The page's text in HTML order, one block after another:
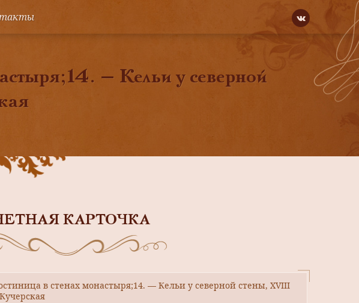
— Кельи у северной
КАРТОЧКА
в стенах монастыря;14. — Кельи у северной стены, ХVIII